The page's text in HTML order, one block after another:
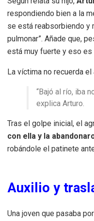
respondiendo bien a la
se está reabsorbiendo y
pulmonar”. Añade que,
está muy fuerte y eso es
La víctima no recuerda el
“Bajó al río, iba
explica Arturo.
Tras el golpe inicial, el
con ella y la
robándole el patinete
Auxilio y
Una joven que pasaba